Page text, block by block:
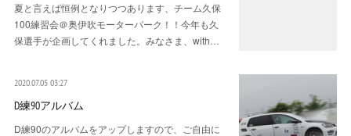
夏と言えば恒例となりつつあります、チーム久保
100練習会＠奥伊吹モーターパーク！！今年も久
保選手が企画してくれました。みなさま、with…
2020.07.05 03:27
D練90アルバム
D練90のアルバムをアップしますので、ご自由に